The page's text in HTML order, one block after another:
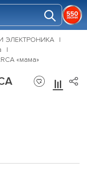
ЭЛЕКТРОНИКА
«мама»